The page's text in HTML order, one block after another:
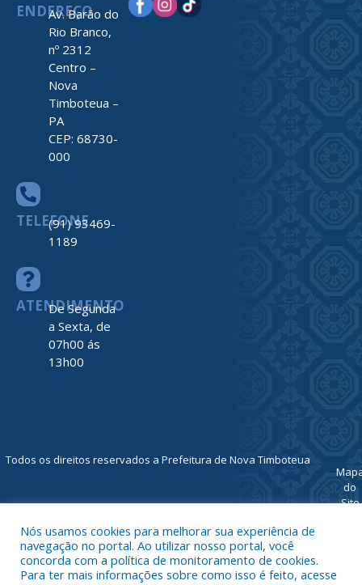
ENDEREÇO
Av. Barão do
Rio Branco,
nº 2312
Centro –
Nova
Timboteua –
PA
CEP: 68730-
000
TELEFONE
(91) 93469-
1189
ATENDIMENTO
De Segunda
a Sexta, de
07h00 ás
13h00
Todos os direitos reservados a Prefeitura de Nova Timboteua
do
Site
Nós usamos cookies para melhorar sua experiência de
navegação no portal. Ao utilizar nosso portal, você
concorda com a política de monitoramento de cookies.
Para ter mais informações sobre como isso é feito, acesse